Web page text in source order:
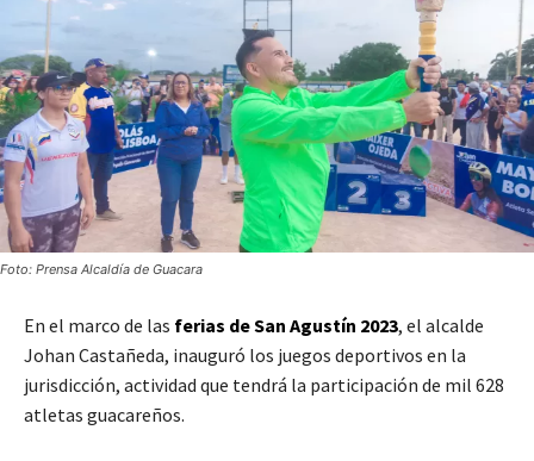
Foto: Prensa Alcaldía de Guacara
En el marco de las ferias de San Agustín 2023, el alcalde
Johan Castañeda, inauguró los juegos deportivos en la
jurisdicción, actividad que tendrá la participación de mil 628
atletas guacareños.